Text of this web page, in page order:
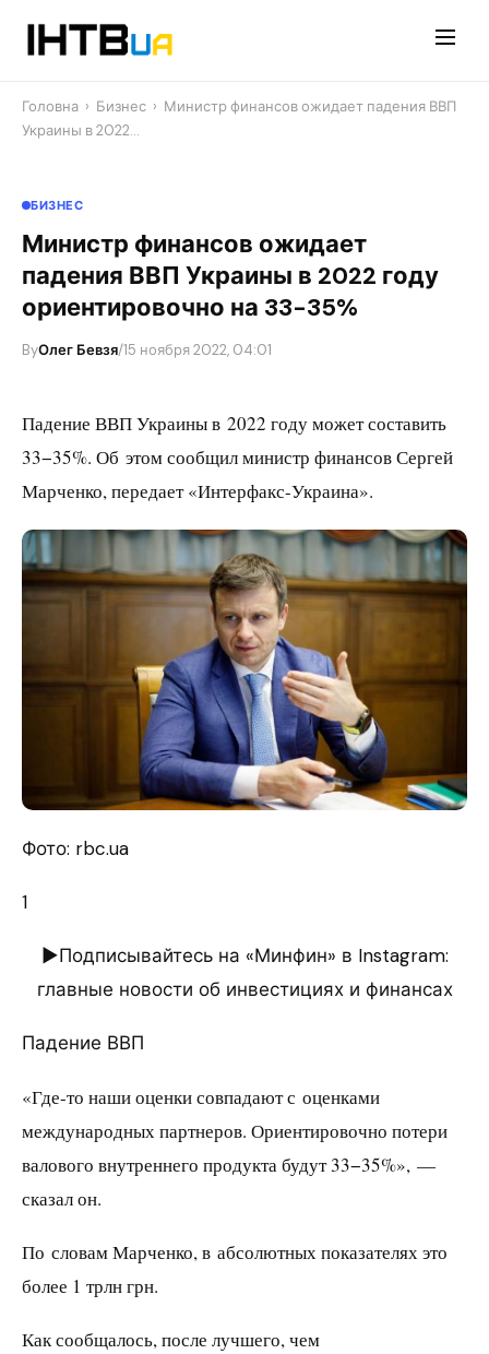
Головна › Бизнес › Министр финансов ожидает падения ВВП
Украины в 2022…
БИЗНЕС
Министр финансов ожидает
падения ВВП Украины в 2022 году
ориентировочно на 33-35%
ByОлег Бевзя/15 ноября 2022, 04:01
Падение ВВП Украины в 2022 году может составить
33−35%. Об этом сообщил министр финансов Сергей
Марченко, передает «Интерфакс-Украина».
Фото: rbc.ua
1
►Подписывайтесь на «Минфин» в Instagram:
главные новости об инвестициях и финансах
Падение ВВП
«Где-то наши оценки совпадают с оценками
международных партнеров. Ориентировочно потери
валового внутреннего продукта будут 33−35%», —
сказал он.
По словам Марченко, в абсолютных показателях это
более 1 трлн грн.
Как сообщалось, после лучшего, чем